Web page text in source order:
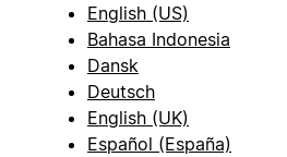
English (US)
Bahasa Indonesia
Dansk
Deutsch
English (UK)
Español (España)